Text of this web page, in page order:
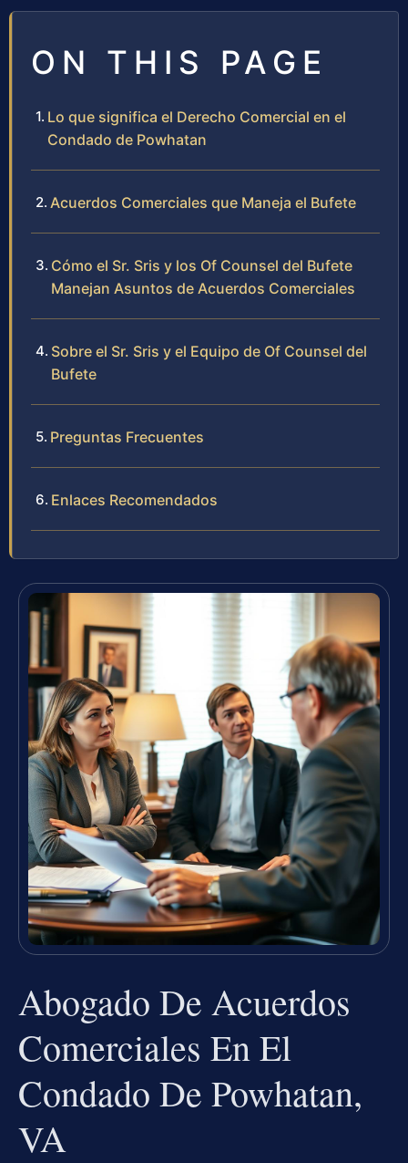
ON THIS PAGE
Lo que significa el Derecho Comercial en el
Condado de Powhatan
Acuerdos Comerciales que Maneja el Bufete
Cómo el Sr. Sris y los Of Counsel del Bufete
Manejan Asuntos de Acuerdos Comerciales
Sobre el Sr. Sris y el Equipo de Of Counsel del
Bufete
Preguntas Frecuentes
Enlaces Recomendados
Abogado De Acuerdos
Comerciales En El
Condado De Powhatan,
VA